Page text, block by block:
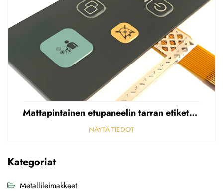
Mattapintainen etupaneelin tarran etiketti, reikäinen sumea, 0,25 mm paksuinen polycarbonaatti-/PVC-tarran etiketti
NÄYTÄ TIEDOT
Kategoriat
Metallileimakkeet